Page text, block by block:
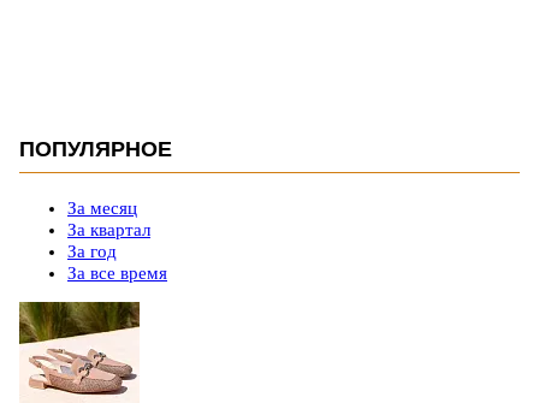
ПОПУЛЯРНОЕ
За месяц
За квартал
За год
За все время